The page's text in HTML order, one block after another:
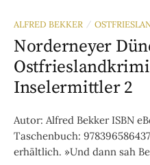
ALFRED BEKKER /
Norderneyer
Inselermittler 2
Autor: Alfred Bekker ISBN
Taschenbuch:
erhältlich. »Und dann sah